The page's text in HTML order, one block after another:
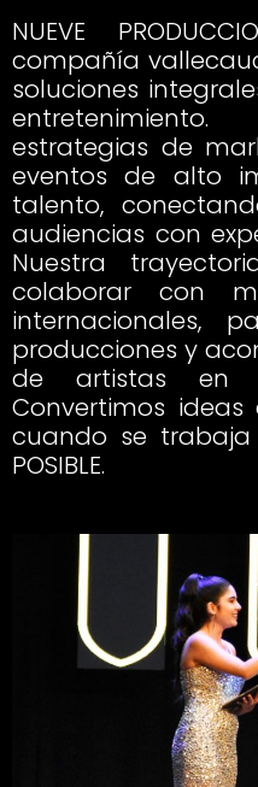
NUEVE
compañía
soluciones
estrategias de
eventos de alto
talento,
audiencias con
Nuestra
colaborar con
internacionales,
producciones y
de artistas en
Convertimos ideas
cuando se trabaja
POSIBLE.